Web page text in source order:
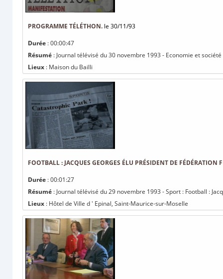
PROGRAMME TÉLÉTHON. le 30/11/93
Durée : 00:00:47
Résumé : Journal télévisé du 30 novembre 1993 - Economie et
Lieux : Maison du Bailli
FOOTBALL : JACQUES GEORGES ÉLU PRÉSIDENT DE FÉDÉRATION
Durée : 00:01:27
Résumé : Journal télévisé du 29 novembre 1993 - Sport : Football :
Lieux : Hôtel de Ville d ' Epinal, Saint-Maurice-sur-Moselle